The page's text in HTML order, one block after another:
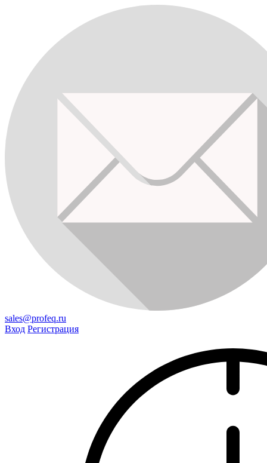
sales@profeq.ru
Вход Регистрация